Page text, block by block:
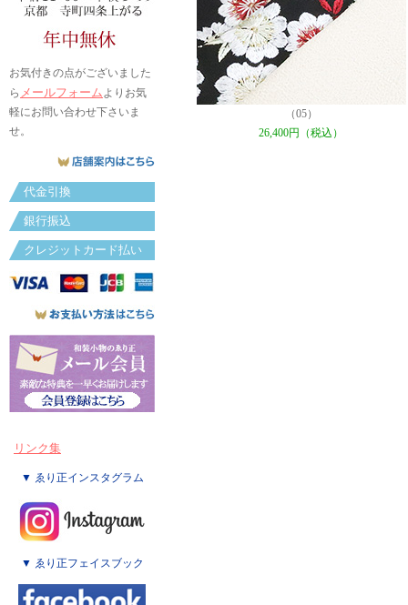
お気付きの点がございました
ら メールフォームよりお気
軽にお問い合わせ下さいま
せ。
代金引換
銀行振込
クレジットカード払い
リンク集
▼ ゑり正インスタグラム
▼ ゑり正フェイスブック
（05）
26,400円（税込）